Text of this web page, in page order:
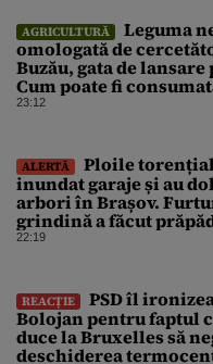
AGRICULTURĂ
Leguma
omologată de
Buzău, gata de lansare
Cum poate fi
unde provine soiul
23:12
ALERTĂ
Ploile
inundat garaje și au
arbori în Brașov.
grindină a făcut
Bihor
22:19
REACȚIE
PSD îl
Bolojan pentru faptul
duce la Bruxelles să
deschiderea